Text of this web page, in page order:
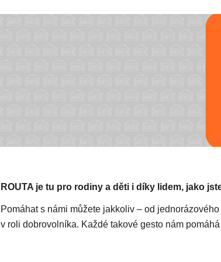
ROUTA je tu pro rodiny a děti i díky lidem, jako
Pomáhat s námi můžete jakkoliv – od
v roli dobrovolníka. Každé takové gesto nám